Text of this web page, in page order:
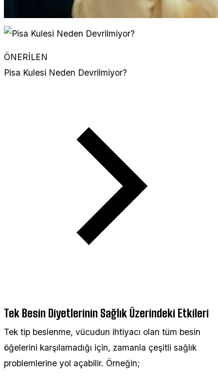
ÖNERİLEN
Pisa Kulesi Neden Devrilmiyor?
Tek Besin Diyetlerinin Sağlık Üzerindeki Etkileri
Tek tip beslenme, vücudun ihtiyacı olan tüm besin
öğelerini karşılamadığı için, zamanla çeşitli sağlık
problemlerine yol açabilir. Örneğin;